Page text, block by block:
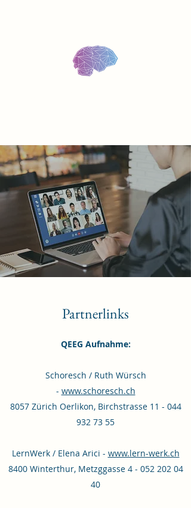
Partnerlinks
QEEG Aufnahme:
Schoresch / Ruth Würsch
- www.schoresch.ch
8057 Zürich Oerlikon, Birchstrasse 11 - 044
932 73 55
LernWerk / Elena Arici - www.lern-werk.ch
8400 Winterthur, Metzggasse 4 - 052 202 04
40